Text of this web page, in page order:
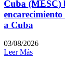
Cuba (MESC)
a Cuba
03/08/2026
Leer Más